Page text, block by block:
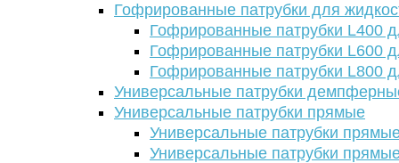
Гофрированные патрубки для
Гофрированные патрубки L400
Гофрированные патрубки L600
Гофрированные патрубки L800
Универсальные патрубки
Универсальные патрубки прямые
Универсальные патрубки
Универсальные патрубки